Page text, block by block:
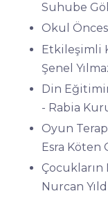
Suhube
Okul
Etkileşimli
Şenel
Din
- Rabia
Oyun
Esra Köten
Çocukların
Nurcan